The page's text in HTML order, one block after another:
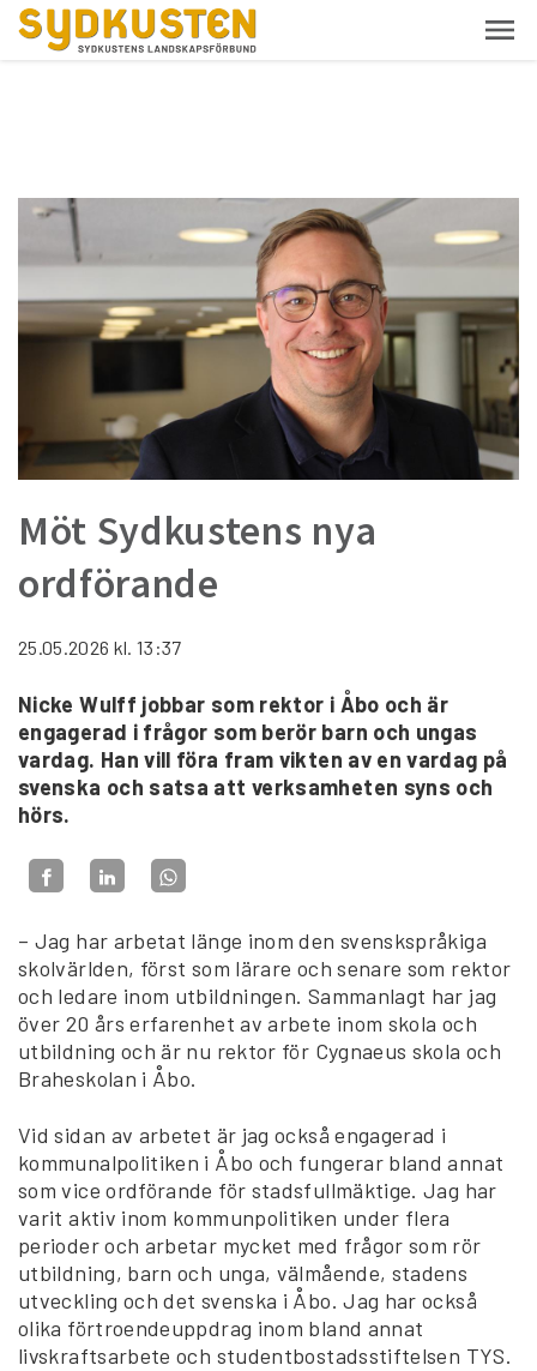
Möt Sydkustens nya
ordförande
25.05.2026 kl. 13:37
Nicke Wulff jobbar som rektor i Åbo och är
engagerad i frågor som berör barn och ungas
vardag. Han vill föra fram vikten av en vardag på
svenska och satsa att verksamheten syns och
hörs.
– Jag har arbetat länge inom den svenskspråkiga
skolvärlden, först som lärare och senare som rektor
och ledare inom utbildningen. Sammanlagt har jag
över 20 års erfarenhet av arbete inom skola och
utbildning och är nu rektor för Cygnaeus skola och
Braheskolan i Åbo.
Vid sidan av arbetet är jag också engagerad i
kommunalpolitiken i Åbo och fungerar bland annat
som vice ordförande för stadsfullmäktige. Jag har
varit aktiv inom kommunpolitiken under flera
perioder och arbetar mycket med frågor som rör
utbildning, barn och unga, välmående, stadens
utveckling och det svenska i Åbo. Jag har också
olika förtroendeuppdrag inom bland annat
livskraftsarbete och studentbostadsstiftelsen TYS.